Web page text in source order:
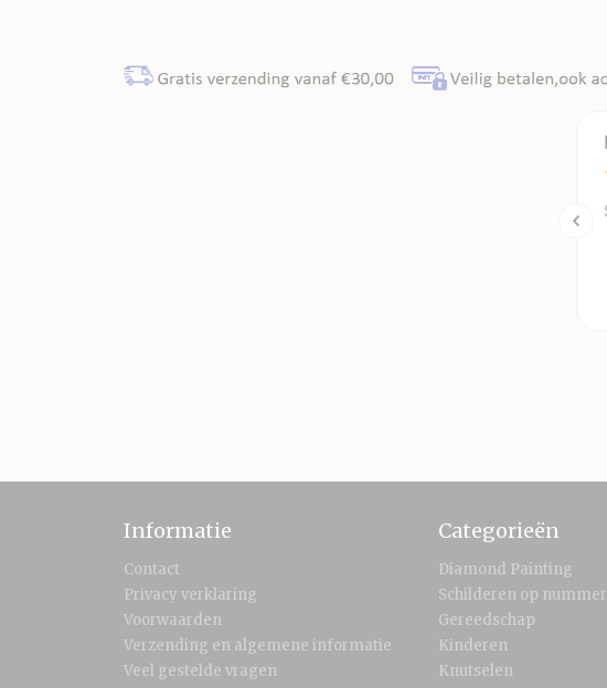
Informatie
Contact
Privacy verklaring
Voorwaarden
Verzending en algemene informatie
Veel gestelde vragen
Categorieën
Diamond Painting
Schilderen op nummer
Gereedschap
Kinderen
Knutselen